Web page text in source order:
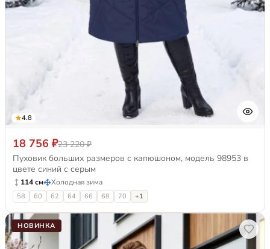
4.8
18 756 ₽23 220 ₽
Пуховик больших размеров с капюшоном, модель 98953 в
цвете синий с серым
114 см Холодная зима
58 60 62 64 66 68 70 +1
НОВИНКА